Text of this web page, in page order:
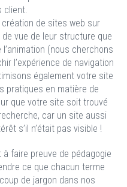
client.
de sites web sur
vue de leur structure que
(nous cherchons
l’expérience de navigation
également votre site
pratiques en matière de
que votre site soit trouvé
car un site aussi
s’il n’était pas visible !
faire preuve de pédagogie
ce que chacun terme
de jargon dans nos